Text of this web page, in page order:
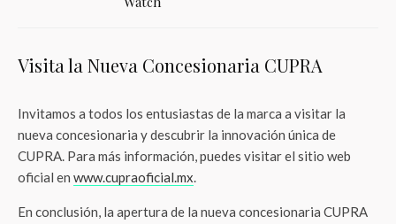
Visita la Nueva Concesionaria CUPRA
Invitamos a todos los entusiastas de la marca a visitar la
nueva concesionaria y descubrir la innovación única de
CUPRA. Para más información, puedes visitar el sitio web
oficial en www.cupraoficial.mx.
En conclusión, la apertura de la nueva concesionaria CUPRA